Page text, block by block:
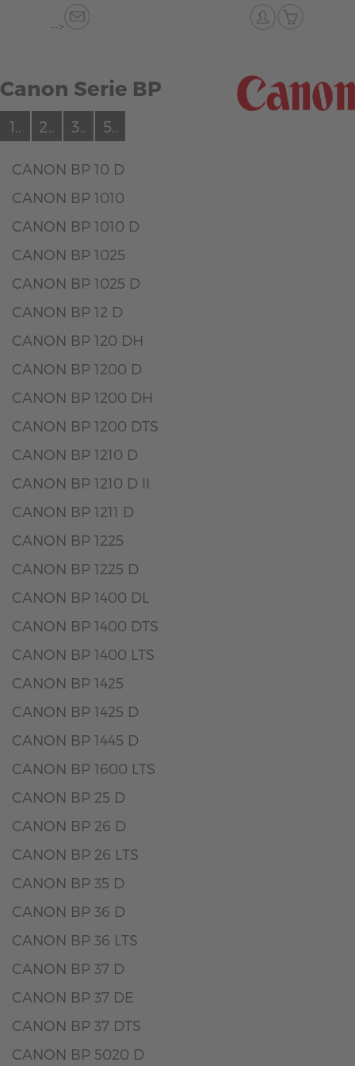
-->
Canon Serie BP
1.. 2.. 3.. 5..
CANON BP 10 D
CANON BP 1010
CANON BP 1010 D
CANON BP 1025
CANON BP 1025 D
CANON BP 12 D
CANON BP 120 DH
CANON BP 1200 D
CANON BP 1200 DH
CANON BP 1200 DTS
CANON BP 1210 D
CANON BP 1210 D II
CANON BP 1211 D
CANON BP 1225
CANON BP 1225 D
CANON BP 1400 DL
CANON BP 1400 DTS
CANON BP 1400 LTS
CANON BP 1425
CANON BP 1425 D
CANON BP 1445 D
CANON BP 1600 LTS
CANON BP 25 D
CANON BP 26 D
CANON BP 26 LTS
CANON BP 35 D
CANON BP 36 D
CANON BP 36 LTS
CANON BP 37 D
CANON BP 37 DE
CANON BP 37 DTS
CANON BP 5020 D